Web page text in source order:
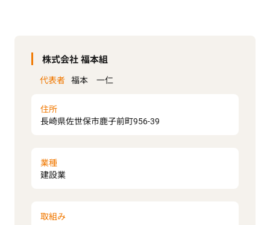
株式会社 福本組
代表者 福本 一仁
住所
長崎県佐世保市鹿子前町956-39
業種
建設業
取組み